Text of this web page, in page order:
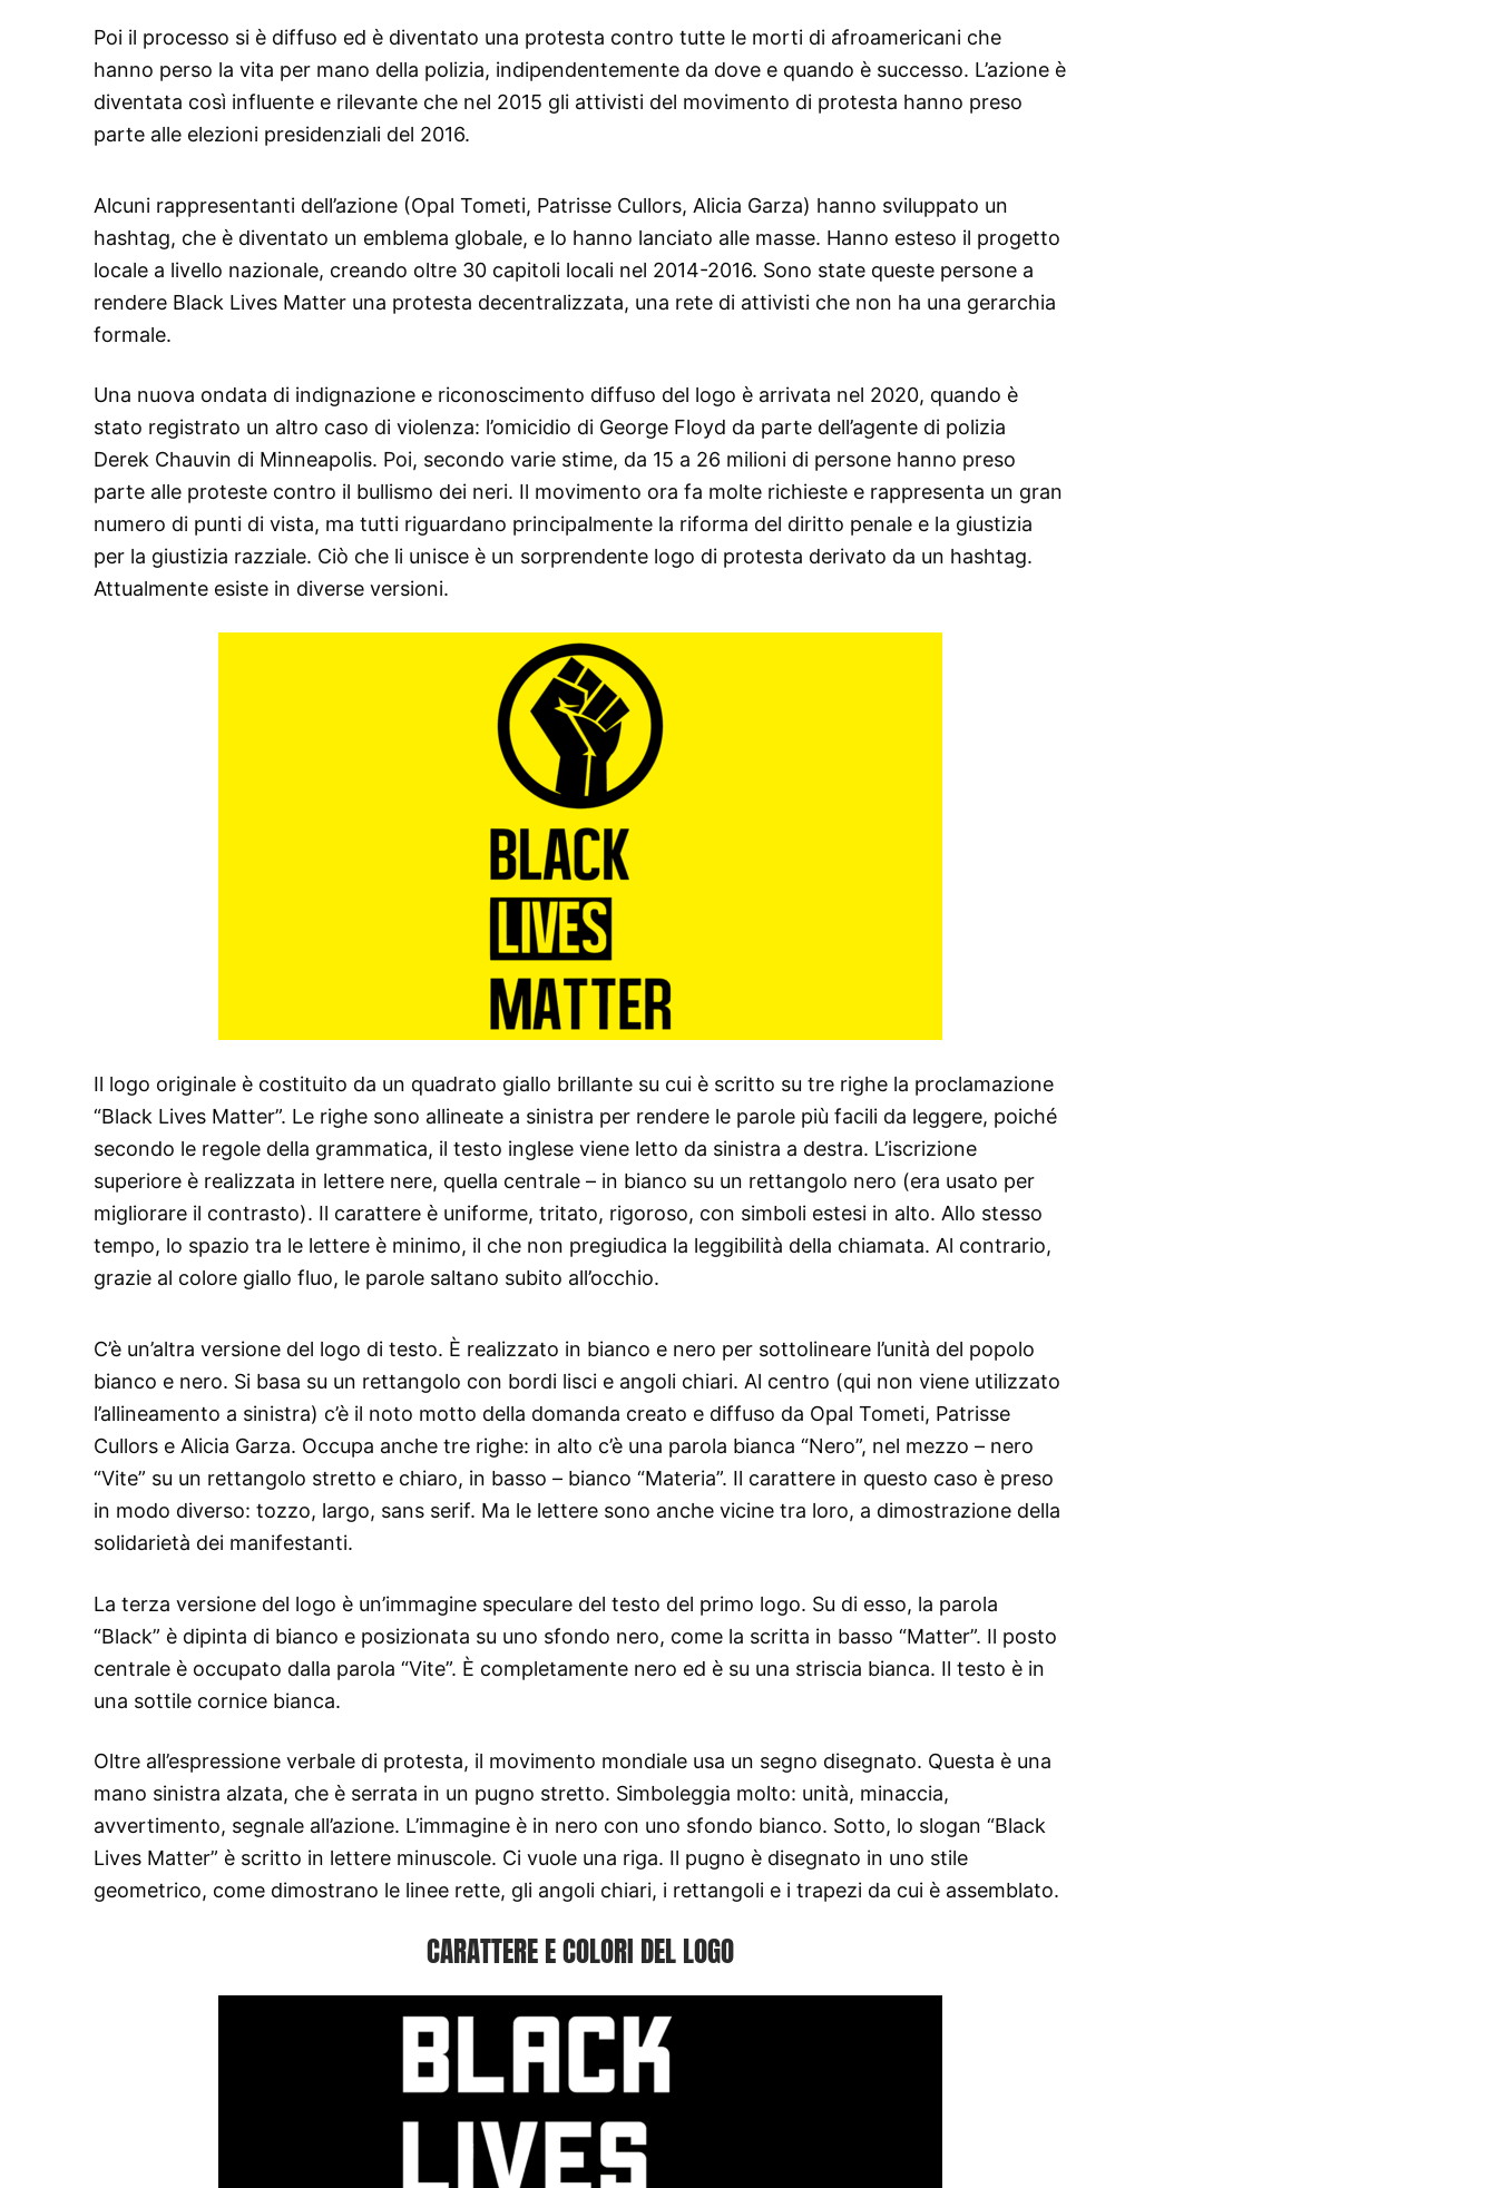
Poi il processo si è diffuso ed è diventato una protesta contro tutte le morti di afroamericani che
hanno perso la vita per mano della polizia, indipendentemente da dove e quando è successo. L’azione è
diventata così influente e rilevante che nel 2015 gli attivisti del movimento di protesta hanno preso
parte alle elezioni presidenziali del 2016.
Alcuni rappresentanti dell’azione (Opal Tometi, Patrisse Cullors, Alicia Garza) hanno sviluppato un
hashtag, che è diventato un emblema globale, e lo hanno lanciato alle masse. Hanno esteso il progetto
locale a livello nazionale, creando oltre 30 capitoli locali nel 2014-2016. Sono state queste persone a
rendere Black Lives Matter una protesta decentralizzata, una rete di attivisti che non ha una gerarchia
formale.
Una nuova ondata di indignazione e riconoscimento diffuso del logo è arrivata nel 2020, quando è
stato registrato un altro caso di violenza: l’omicidio di George Floyd da parte dell’agente di polizia
Derek Chauvin di Minneapolis. Poi, secondo varie stime, da 15 a 26 milioni di persone hanno preso
parte alle proteste contro il bullismo dei neri. Il movimento ora fa molte richieste e rappresenta un gran
numero di punti di vista, ma tutti riguardano principalmente la riforma del diritto penale e la giustizia
per la giustizia razziale. Ciò che li unisce è un sorprendente logo di protesta derivato da un hashtag.
Attualmente esiste in diverse versioni.
Il logo originale è costituito da un quadrato giallo brillante su cui è scritto su tre righe la proclamazione
“Black Lives Matter”. Le righe sono allineate a sinistra per rendere le parole più facili da leggere, poiché
secondo le regole della grammatica, il testo inglese viene letto da sinistra a destra. L’iscrizione
superiore è realizzata in lettere nere, quella centrale – in bianco su un rettangolo nero (era usato per
migliorare il contrasto). Il carattere è uniforme, tritato, rigoroso, con simboli estesi in alto. Allo stesso
tempo, lo spazio tra le lettere è minimo, il che non pregiudica la leggibilità della chiamata. Al contrario,
grazie al colore giallo fluo, le parole saltano subito all’occhio.
C’è un’altra versione del logo di testo. È realizzato in bianco e nero per sottolineare l’unità del popolo
bianco e nero. Si basa su un rettangolo con bordi lisci e angoli chiari. Al centro (qui non viene utilizzato
l’allineamento a sinistra) c’è il noto motto della domanda creato e diffuso da Opal Tometi, Patrisse
Cullors e Alicia Garza. Occupa anche tre righe: in alto c’è una parola bianca “Nero”, nel mezzo – nero
“Vite” su un rettangolo stretto e chiaro, in basso – bianco “Materia”. Il carattere in questo caso è preso
in modo diverso: tozzo, largo, sans serif. Ma le lettere sono anche vicine tra loro, a dimostrazione della
solidarietà dei manifestanti.
La terza versione del logo è un’immagine speculare del testo del primo logo. Su di esso, la parola
“Black” è dipinta di bianco e posizionata su uno sfondo nero, come la scritta in basso “Matter”. Il posto
centrale è occupato dalla parola “Vite”. È completamente nero ed è su una striscia bianca. Il testo è in
una sottile cornice bianca.
Oltre all’espressione verbale di protesta, il movimento mondiale usa un segno disegnato. Questa è una
mano sinistra alzata, che è serrata in un pugno stretto. Simboleggia molto: unità, minaccia,
avvertimento, segnale all’azione. L’immagine è in nero con uno sfondo bianco. Sotto, lo slogan “Black
Lives Matter” è scritto in lettere minuscole. Ci vuole una riga. Il pugno è disegnato in uno stile
geometrico, come dimostrano le linee rette, gli angoli chiari, i rettangoli e i trapezi da cui è assemblato.
CARATTERE E COLORI DEL LOGO